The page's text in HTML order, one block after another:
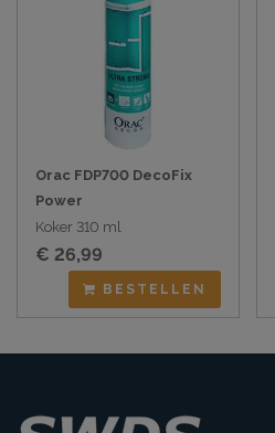
Orac FDP700 DecoFix
Power
Koker 310 ml
€ 26,99
BESTELLEN